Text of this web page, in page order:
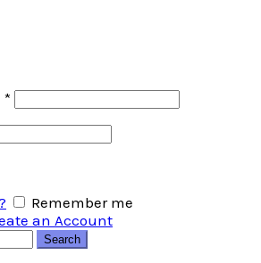
*
Remember me
an Account
Search